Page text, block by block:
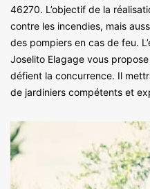
46270. L’objectif de la
contre les incendies, mais
des pompiers en cas de feu.
Joselito Elagage vous
défient la concurrence. Il
de jardiniers compétents et